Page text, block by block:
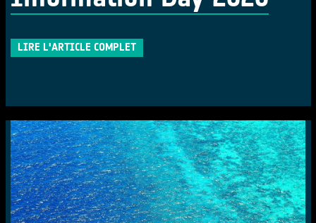
LIRE L'ARTICLE COMPLET